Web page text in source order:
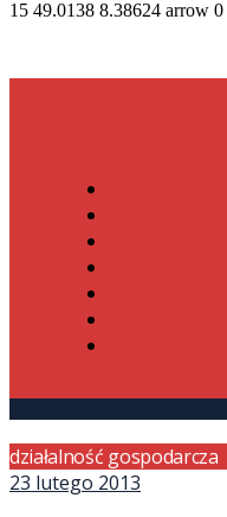
15 49.0138 8.38624 arrow 0
działalność gospodarcza
23 lutego 2013